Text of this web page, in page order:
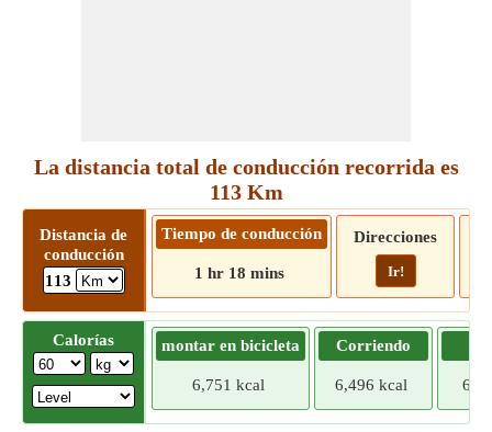
La distancia total de conducción recorrida es
113 Km
Distancia de
conducción
113
Tiempo de conducción
1 hr 18 mins
Direcciones
Ir!
Calorías montar en bicicleta
6,751 kcal
Corriendo
6,496 kcal